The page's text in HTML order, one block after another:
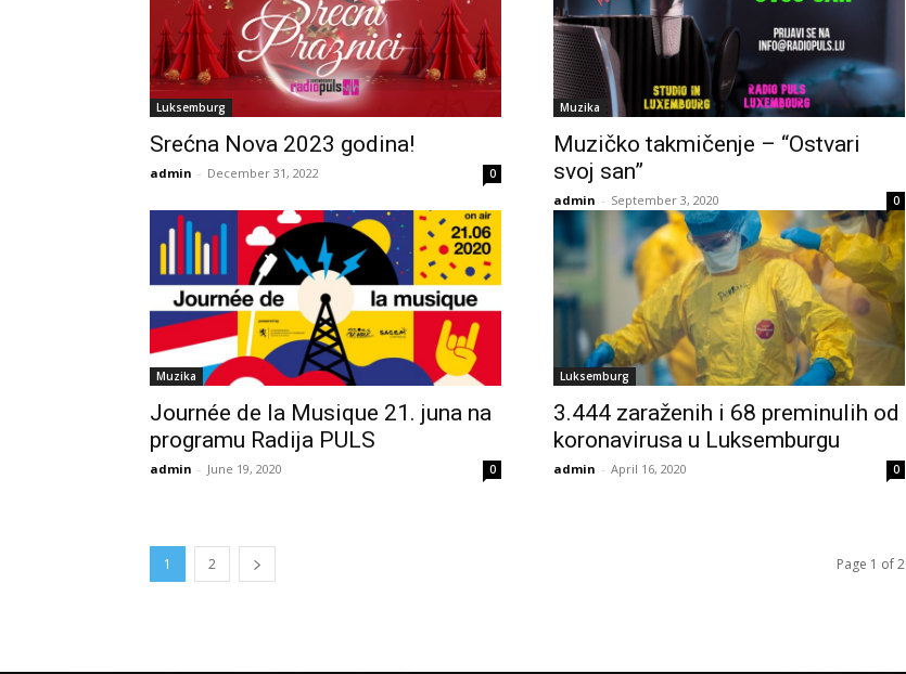
Luksemburg
Srećna Nova 2023 godina!
admin - December 31, 2022 0
Muzika
Muzičko takmičenje – “Ostvari
svoj san”
admin - September 3, 2020 0
Muzika
Journée de la Musique 21. juna na
programu Radija PULS
admin - June 19, 2020 0
Luksemburg
3.444 zaraženih i 68 preminulih od
koronavirusa u Luksemburgu
admin - April 16, 2020 0
1 2 Page 1 of 2